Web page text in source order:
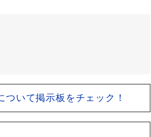
いて掲示板をチェック！